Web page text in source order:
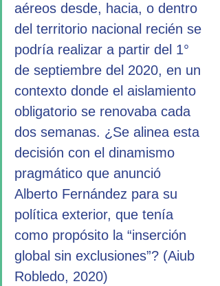
aéreos desde, hacia, o dentro
del territorio nacional recién se
podría realizar a partir del 1°
de septiembre del 2020, en un
contexto donde el aislamiento
obligatorio se renovaba cada
dos semanas. ¿Se alinea esta
decisión con el dinamismo
pragmático que anunció
Alberto Fernández para su
política exterior, que tenía
como propósito la “inserción
global sin exclusiones”? (Aiub
Robledo, 2020)